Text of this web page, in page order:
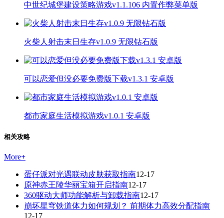
中世纪城堡建设策略游戏v1.1.106 内置作弊菜单版
火柴人射击末日生存v1.0.9 无限钻石版
可以恋爱但没必要免费版下载v1.3.1 安卓版
都市家庭生活模拟游戏v1.0.1 安卓版
相关攻略
More+
蛋仔派对光遇联动皮肤获取指南12-17
原神赤王陵华丽宝箱开启指南12-17
360驱动大师功能解析与卸载指南12-17
崩坏星穹铁道体力如何规划？ 前期体力高效分配指南
12-17